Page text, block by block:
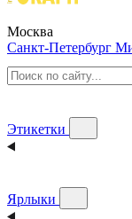
Москва
Санкт-Петербург
Этикетки
Ярлыки